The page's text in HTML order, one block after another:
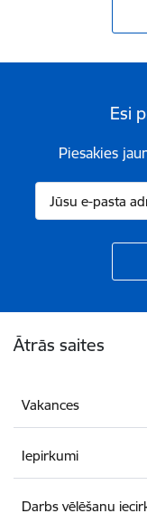
Esi
Piesakies
Ātrās saites
Vakances
Iepirkumi
Darbs vēlēšanu